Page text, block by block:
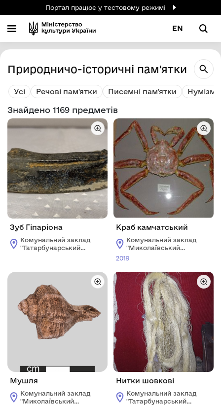
Портал працює у тестовому режимі
EN
Природничо-історичні пам'ятки
Усі Речові пам'ятки Писемні пам'ятки
Знайдено 1169 предметів
Зуб Гіпаріона
Комунальний заклад
"Татарбунарський
Татарбунарської
Краб камчатський
Комунальний заклад
"Миколаївський
обласний
2019
Мушля
Комунальний заклад
"Миколаївський
Нитки шовкові
Комунальний заклад
"Татарбунарський